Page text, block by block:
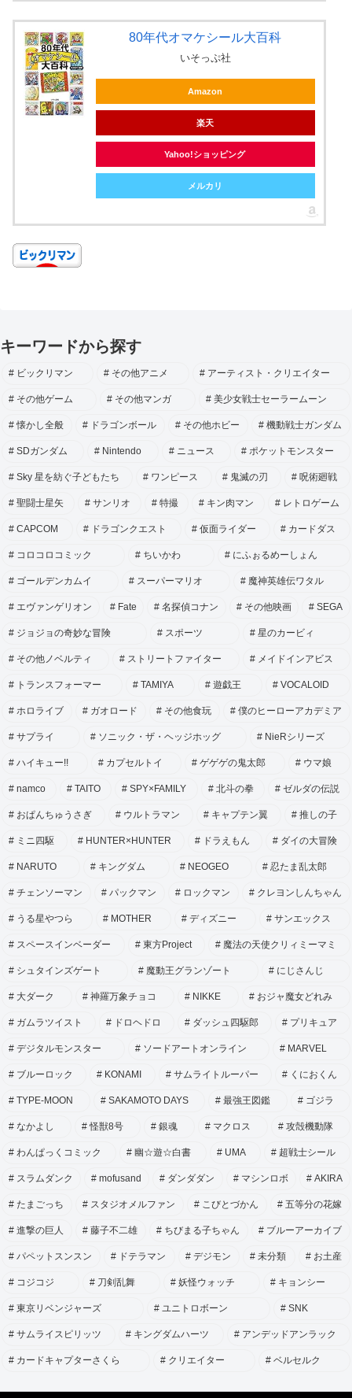
80年代オマケシール大百科
いそっぷ社
Amazon
楽天
Yahoo!ショッピング
メルカリ
キーワードから探す
ビックリマン その他アニメ アーティスト・クリエイター
その他ゲーム その他マンガ 美少女戦士セーラームーン
懐かし全般 ドラゴンボール その他ホビー 機動戦士ガンダム
SDガンダム Nintendo ニュース ポケットモンスター
Sky 星を紡ぐ子どもたち ワンピース 鬼滅の刃 呪術廻戦
聖闘士星矢 サンリオ 特撮 キン肉マン レトロゲーム
CAPCOM ドラゴンクエスト 仮面ライダー カードダス
コロコロコミック ちいかわ にふぉるめーしょん
ゴールデンカムイ スーパーマリオ 魔神英雄伝ワタル
エヴァンゲリオン Fate 名探偵コナン その他映画 SEGA
ジョジョの奇妙な冒険 スポーツ 星のカービィ
その他ノベルティ ストリートファイター メイドインアビス
トランスフォーマー TAMIYA 遊戯王 VOCALOID
ホロライブ ガオロード その他食玩 僕のヒーローアカデミア
サプライ ソニック・ザ・ヘッジホッグ NieRシリーズ
ハイキュー!! カプセルトイ ゲゲゲの鬼太郎 ウマ娘
namco TAITO SPY×FAMILY 北斗の拳 ゼルダの伝説
おぱんちゅうさぎ ウルトラマン キャプテン翼 推しの子
ミニ四駆 HUNTER×HUNTER ドラえもん ダイの大冒険
NARUTO キングダム NEOGEO 忍たま乱太郎
チェンソーマン パックマン ロックマン クレヨンしんちゃん
うる星やつら MOTHER ディズニー サンエックス
スペースインベーダー 東方Project 魔法の天使クリィミーマミ
シュタインズゲート 魔動王グランゾート にじさんじ
大ダーク 神羅万象チョコ NIKKE おジャ魔女どれみ
ガムラツイスト ドロヘドロ ダッシュ四駆郎 プリキュア
デジタルモンスター ソードアートオンライン MARVEL
ブルーロック KONAMI サムライトルーパー くにおくん
TYPE-MOON SAKAMOTO DAYS 最強王図鑑 ゴジラ
なかよし 怪獣8号 銀魂 マクロス 攻殻機動隊
わんぱっくコミック 幽☆遊☆白書 UMA 超戦士シール
スラムダンク mofusand ダンダダン マシンロボ AKIRA
たまごっち スタジオメルファン こびとづかん 五等分の花嫁
進撃の巨人 藤子不二雄 ちびまる子ちゃん ブルーアーカイブ
パペットスンスン ドテラマン デジモン 未分類 お土産
コジコジ 刀剣乱舞 妖怪ウォッチ キョンシー
東京リベンジャーズ ユニトロボーン SNK
サムライスピリッツ キングダムハーツ アンデッドアンラック
カードキャプターさくら クリエイター ベルセルク